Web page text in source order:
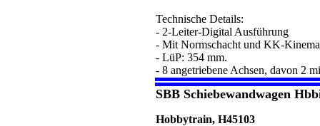
Technische Details:
- 2-Leiter-Digital Ausführung
- Mit Normschacht und KK-
- LüP: 354 mm.
- 8 angetriebene Achsen, davon 2
SBB Schiebewandwagen
Hobbytrain, H45103